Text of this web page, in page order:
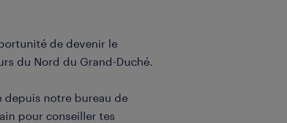
de devenir le
du Nord du Grand-Duché.
depuis notre bureau de
pour conseiller tes